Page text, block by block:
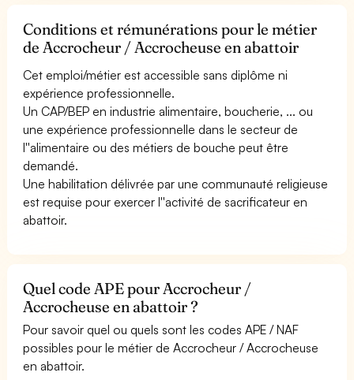
Conditions et rémunérations pour le métier
de Accrocheur / Accrocheuse en abattoir
Cet emploi/métier est accessible sans diplôme ni
expérience professionnelle.
Un CAP/BEP en industrie alimentaire, boucherie, ... ou
une expérience professionnelle dans le secteur de
l''alimentaire ou des métiers de bouche peut être
demandé.
Une habilitation délivrée par une communauté religieuse
est requise pour exercer l''activité de sacrificateur en
abattoir.
Quel code APE pour Accrocheur /
Accrocheuse en abattoir ?
Pour savoir quel ou quels sont les codes APE / NAF
possibles pour le métier de Accrocheur / Accrocheuse
en abattoir.